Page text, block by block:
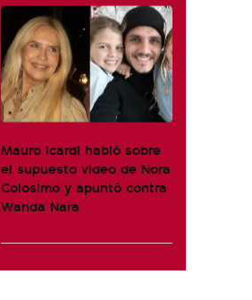
Mauro Icardi habló sobre
el supuesto video de Nora
Colosimo y apuntó contra
Wanda Nara